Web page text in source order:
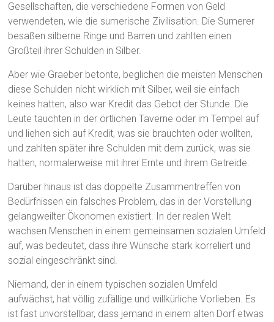
Gesellschaften, die verschiedene Formen von Geld
verwendeten, wie die sumerische Zivilisation. Die Sumerer
besaßen silberne Ringe und Barren und zahlten einen
Großteil ihrer Schulden in Silber.
Aber wie Graeber betonte, beglichen die meisten Menschen
diese Schulden nicht wirklich mit Silber, weil sie einfach
keines hatten, also war Kredit das Gebot der Stunde. Die
Leute tauchten in der örtlichen Taverne oder im Tempel auf
und liehen sich auf Kredit, was sie brauchten oder wollten,
und zahlten später ihre Schulden mit dem zurück, was sie
hatten, normalerweise mit ihrer Ernte und ihrem Getreide.
Darüber hinaus ist das doppelte Zusammentreffen von
Bedürfnissen ein falsches Problem, das in der Vorstellung
gelangweilter Ökonomen existiert. In der realen Welt
wachsen Menschen in einem gemeinsamen sozialen Umfeld
auf, was bedeutet, dass ihre Wünsche stark korreliert und
sozial eingeschränkt sind.
Niemand, der in einem typischen sozialen Umfeld
aufwächst, hat völlig zufällige und willkürliche Vorlieben. Es
ist fast unvorstellbar, dass jemand in einem alten Dorf etwas